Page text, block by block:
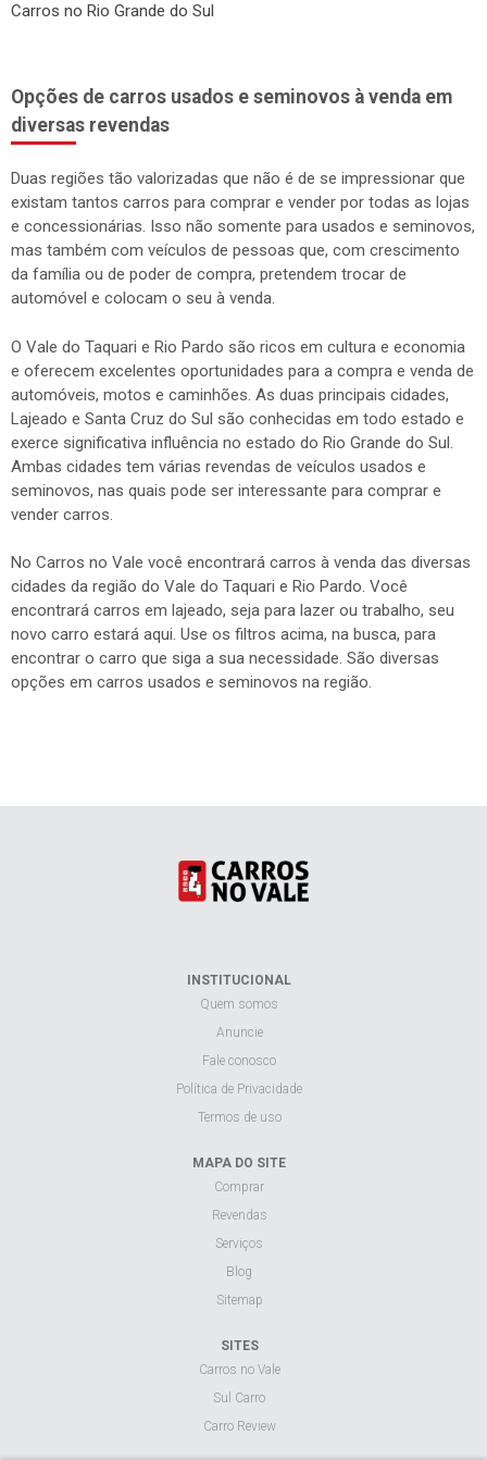
Carros no Rio Grande do Sul
Opções de carros usados e seminovos à venda em
diversas revendas
Duas regiões tão valorizadas que não é de se impressionar que
existam tantos carros para comprar e vender por todas as lojas
e concessionárias. Isso não somente para usados e seminovos,
mas também com veículos de pessoas que, com crescimento
da família ou de poder de compra, pretendem trocar de
automóvel e colocam o seu à venda.
O Vale do Taquari e Rio Pardo são ricos em cultura e economia
e oferecem excelentes oportunidades para a compra e venda de
automóveis, motos e caminhões. As duas principais cidades,
Lajeado e Santa Cruz do Sul são conhecidas em todo estado e
exerce significativa influência no estado do Rio Grande do Sul.
Ambas cidades tem várias revendas de veículos usados e
seminovos, nas quais pode ser interessante para comprar e
vender carros.
No Carros no Vale você encontrará carros à venda das diversas
cidades da região do Vale do Taquari e Rio Pardo. Você
encontrará carros em lajeado, seja para lazer ou trabalho, seu
novo carro estará aqui. Use os filtros acima, na busca, para
encontrar o carro que siga a sua necessidade. São diversas
opções em carros usados e seminovos na região.
INSTITUCIONAL
Quem somos
Anuncie
Fale conosco
Política de Privacidade
Termos de uso
MAPA DO SITE
Comprar
Revendas
Serviços
Blog
Sitemap
SITES
Carros no Vale
Sul Carro
Carro Review